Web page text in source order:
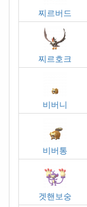
찌르버드
찌르호크
비버니
비버통
겟핸보숭